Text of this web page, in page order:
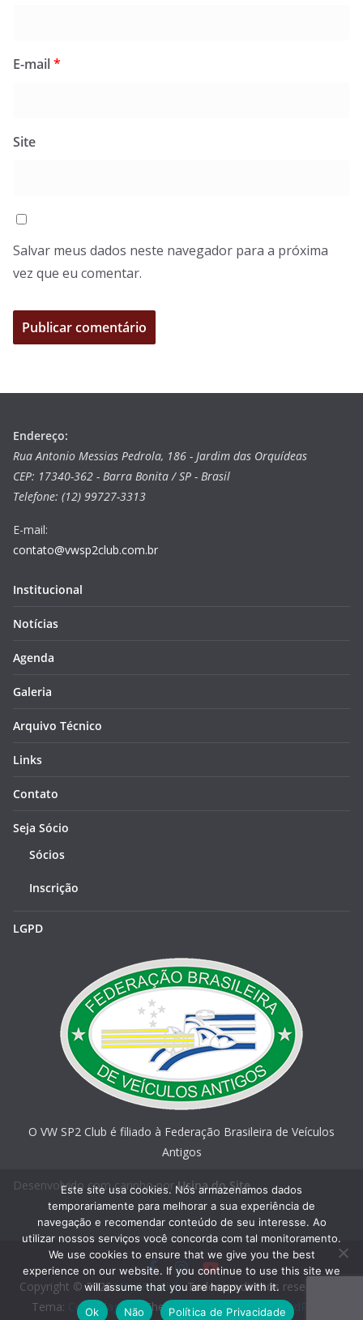
E-mail*
Site
Salvar meus dados neste navegador para a próxima
vez que eu comentar.
Endereço:
Rua Antonio Messias Pedrola, 186 - Jardim das Orquídeas
CEP: 17340-362 - Barra Bonita / SP - Brasil
Telefone: (12) 99727-3313
E-mail:
contato@vwsp2club.com.br
Institucional
Notícias
Agenda
Galeria
Arquivo Técnico
Links
Contato
Seja Sócio
Sócios
Inscrição
LGPD
O VW SP2 Club é filiado à Federação Brasileira de Veículos
Antigos
Desenvolvido com carinho porUsina do Site
Copyright © 2026VW SP2 Club. Todos os direitos reservados.
Tema: ColorMagpor ThemeGrill. Powered byWordPress
Este site usa cookies. Nós armazenamos dados
temporariamente para melhorar a sua experiência de
navegação e recomendar conteúdo de seu interesse. Ao
utilizar nossos serviços você concorda com tal monitoramento.
We use cookies to ensure that we give you the best
experience on our website. If you continue to use this site we
will assume that you are happy with it.
Ok
Não Política de Privacidade